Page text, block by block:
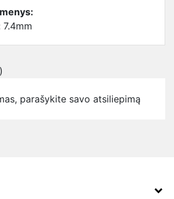
parašykite savo atsiliepimą